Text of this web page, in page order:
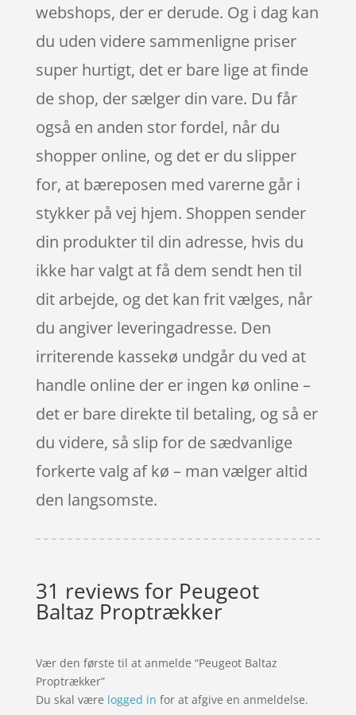
webshops, der er derude. Og i dag kan
du uden videre sammenligne priser
super hurtigt, det er bare lige at finde
de shop, der sælger din vare. Du får
også en anden stor fordel, når du
shopper online, og det er du slipper
for, at bæreposen med varerne går i
stykker på vej hjem. Shoppen sender
din produkter til din adresse, hvis du
ikke har valgt at få dem sendt hen til
dit arbejde, og det kan frit vælges, når
du angiver leveringadresse. Den
irriterende kassekø undgår du ved at
handle online der er ingen kø online –
det er bare direkte til betaling, og så er
du videre, så slip for de sædvanlige
forkerte valg af kø – man vælger altid
den langsomste.
31 reviews for Peugeot
Baltaz Proptrækker
Vær den første til at anmelde “Peugeot Baltaz
Proptrækker”
Du skal være logged in for at afgive en anmeldelse.